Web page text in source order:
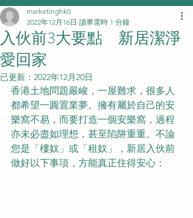
入伙前3大要點 新居潔淨
愛回家
marketinghk0
2022年12月16日 讀畢需時 1 分鐘
已更新： 2022年12月20日
香港土地問題嚴峻，一屋難求，很多人
都希望一圓置業夢。擁有屬於自己的安
樂窩不易，而要打造一個安樂窩，過程
亦未必盡如理想，甚至陷阱重重。不論
您是「樓奴」或「租奴」，新居入伙前
做好以下事項，方能真正住得安心：